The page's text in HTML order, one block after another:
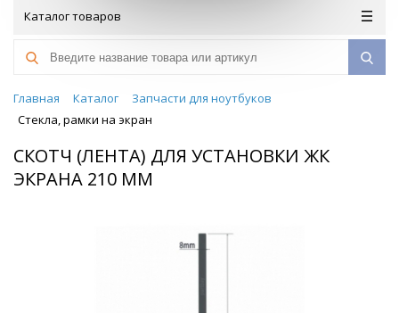
Каталог товаров
Главная Каталог
Запчасти для ноутбуков
Стекла, рамки на экран
СКОТЧ (ЛЕНТА) ДЛЯ УСТАНОВКИ ЖК
ЭКРАНА 210 ММ